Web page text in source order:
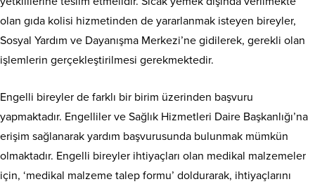
olan gıda kolisi hizmetinden de yararlanmak isteyen bireyler,
Sosyal Yardım ve Dayanışma Merkezi’ne gidilerek, gerekli olan
işlemlerin gerçekleştirilmesi gerekmektedir.
Engelli bireyler de farklı bir birim üzerinden başvuru
yapmaktadır. Engelliler ve Sağlık Hizmetleri Daire Başkanlığı’na
erişim sağlanarak yardım başvurusunda bulunmak mümkün
olmaktadır. Engelli bireyler ihtiyaçları olan medikal malzemeler
için, ‘medikal malzeme talep formu’ doldurarak, ihtiyaçlarını